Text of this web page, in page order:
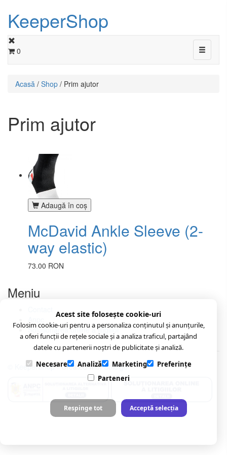
KeeperShop
Toggle
0
Acasă / Shop / Prim ajutor
Prim ajutor
Adaugă în coş
McDavid Ankle Sleeve (2-
way elastic)
73.00 RON
Meniu
Soluționarea online a litigiilor
© KeeperShop- Created withSoldigo
Acest site folosește cookie-uri
Folosim cookie-uri pentru a personaliza conținutul și anunțurile,
a oferi funcții de rețele sociale și a analiza traficul, partajând
datele cu partenerii noștri de publicitate și analiză.
Necesare
Analiză Marketing
Preferințe
Parteneri
Respinge tot Acceptă selecția